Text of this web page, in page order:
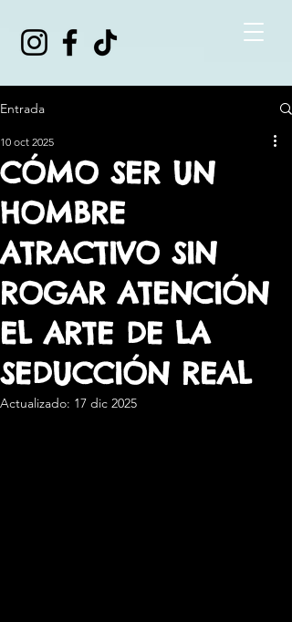
Entrada
CÓMO SER UN
HOMBRE
ATRACTIVO SIN
ROGAR ATENCIÓN
EL ARTE DE LA
SEDUCCIÓN REAL
10 oct 2025
Actualizado: 17 dic 2025